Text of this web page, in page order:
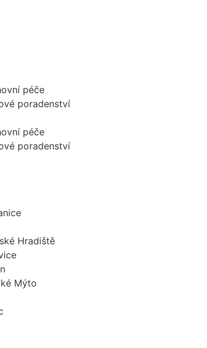
péče
poradenství
péče
poradenství
Hradiště
Mýto